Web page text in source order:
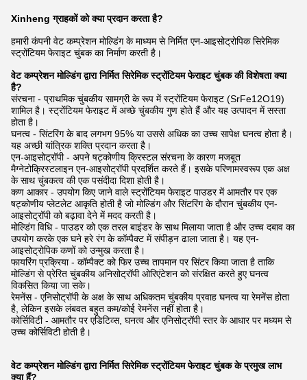
Xinheng ग्राहकों को क्या प्रदान करता है?
हमारी कंपनी वेट कम्प्रेशन मोल्डिंग के माध्यम से निर्मित एन-आइसोट्रोपिक सिरेमिक
स्ट्रोंटियम फेराइट चुंबक का निर्माण करती है।
वेट कम्प्रेशन मोल्डिंग द्वारा निर्मित सिरेमिक स्ट्रोंटियम फेराइट चुंबक की विशेषता क्या
है?
संरचना - प्राथमिक चुंबकीय सामग्री के रूप में स्ट्रोंटियम फेराइट (SrFe12O19)
शामिल है। स्ट्रोंटियम फेराइट में अच्छे चुंबकीय गुण होते हैं और यह उत्पादन में सस्ता
होता है।
घनत्व - सिंटरिंग के बाद लगभग 95% या उससे अधिक का उच्च सापेक्ष घनत्व होता है।
यह अच्छी यांत्रिक शक्ति प्रदान करता है।
एन-आइसोट्रॉपी - अपने षट्कोणीय क्रिस्टल संरचना के कारण मजबूत
मैग्नेटोक्रिस्टलाइन एन-आइसोट्रॉपी प्रदर्शित करते हैं। इसके परिणामस्वरूप एक अक्ष
के साथ चुंबकत्व की एक पसंदीदा दिशा होती है।
कण आकार - उपयोग किए जाने वाले स्ट्रोंटियम फेराइट पाउडर में आमतौर पर एक
षट्कोणीय प्लेटलेट आकृति होती है जो मोल्डिंग और सिंटरिंग के दौरान चुंबकीय एन-
आइसोट्रॉपी को बढ़ावा देने में मदद करती है।
मोल्डिंग विधि - पाउडर को एक तरल बाइंडर के साथ मिलाया जाता है और उच्च दबाव का
उपयोग करके एक घने हरे रंग के कॉम्पैक्ट में संपीड़न ढाला जाता है। यह एन-
आइसोट्रोपिक कणों को उन्मुख करता है।
फायरिंग प्रक्रिया - कॉम्पैक्ट को फिर उच्च तापमान पर सिंटर किया जाता है ताकि
मोल्डिंग से प्रेरित चुंबकीय अनिसोट्रॉपी ओरिएंटेशन को संरक्षित करते हुए घनत्व
विकसित किया जा सके।
रेमनेंस - एनिसोट्रॉपी के अक्ष के साथ अधिकतम चुंबकीय प्रवाह घनत्व या रेमनेंस होता
है, लेकिन इसके लंबवत बहुत कम/कोई रेमनेंस नहीं होता है।
कोर्सिविटी - आमतौर पर एडिटिव्स, घनत्व और एनिसोट्रॉपी स्तर के आधार पर मध्यम से
उच्च कोर्सिविटी होती है।
वेट कम्प्रेशन मोल्डिंग द्वारा निर्मित सिरेमिक स्ट्रोंटियम फेराइट चुंबक के प्रमुख लाभ
क्या हैं?